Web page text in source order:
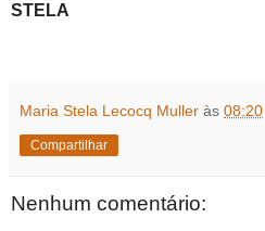
STELA
Maria Stela Lecocq Muller às 08:20
Compartilhar
Nenhum comentário: